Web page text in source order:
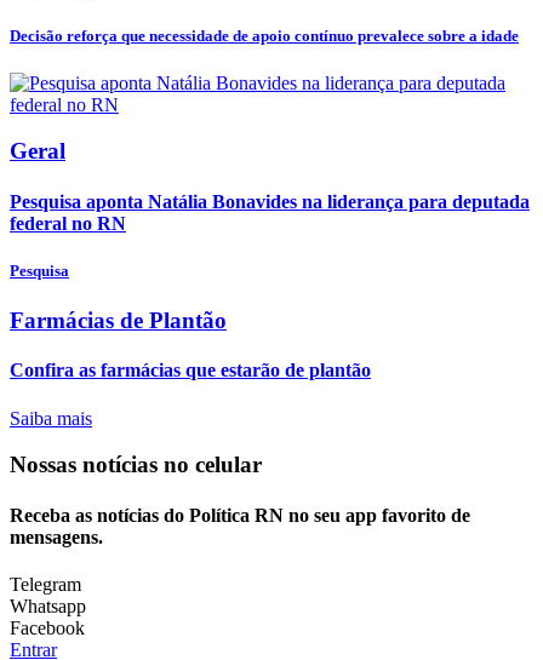
Decisão reforça que necessidade de apoio contínuo prevalece sobre a idade
Geral
Pesquisa aponta Natália Bonavides na liderança para deputada
federal no RN
Pesquisa
Farmácias de Plantão
Confira as farmácias que estarão de plantão
Saiba mais
Nossas notícias no celular
Receba as notícias do Política RN no seu app favorito de
mensagens.
Telegram
Whatsapp
Facebook
Entrar